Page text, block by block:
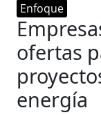
Enfoque
ofertas
energía